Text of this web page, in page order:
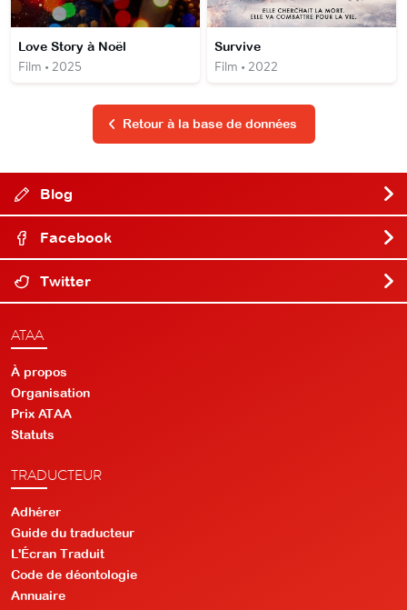
Love Story à Noël
Film • 2025
Survive
Film • 2022
Retour à la base de données
Blog
Facebook
Twitter
ATAA
À propos
Organisation
Prix ATAA
Statuts
TRADUCTEUR
Adhérer
Guide du traducteur
L'Écran Traduit
Code de déontologie
Annuaire